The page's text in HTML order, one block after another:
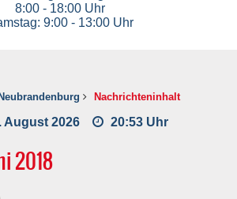
8:00 - 18:00 Uhr
9:00 - 13:00 Uhr
Nachrichteninhalt
August 2026 20:53 Uhr
2018